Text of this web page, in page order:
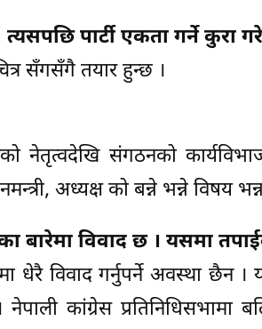
पार्टी एकता गर्ने कुरा
सँगसँगै तयार हुन्छ ।
नेतृत्वदेखि संगठनको
अध्यक्ष को बन्ने भन्ने विषय
बारेमा विवाद छ । यसमा
धेरै विवाद गर्नुपर्ने अवस्था छैन ।
कांग्रेस प्रतिनिधिसभामा